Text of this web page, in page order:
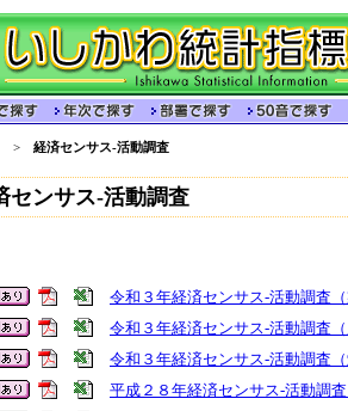
> 経済センサス-活動調査
センサス-活動調査
令和３年経済センサス-活動調査
令和３年経済センサス-活動調査
令和３年経済センサス-活動調査
平成２８年経済センサス-活動調